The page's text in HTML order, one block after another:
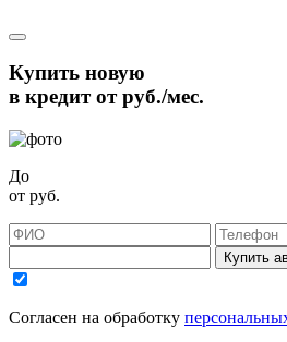
Купить новую
в кредит отруб./мес.
До
от руб.
Согласен на обработку